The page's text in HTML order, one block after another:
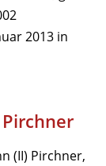
2013 in
(II) Pirchner,